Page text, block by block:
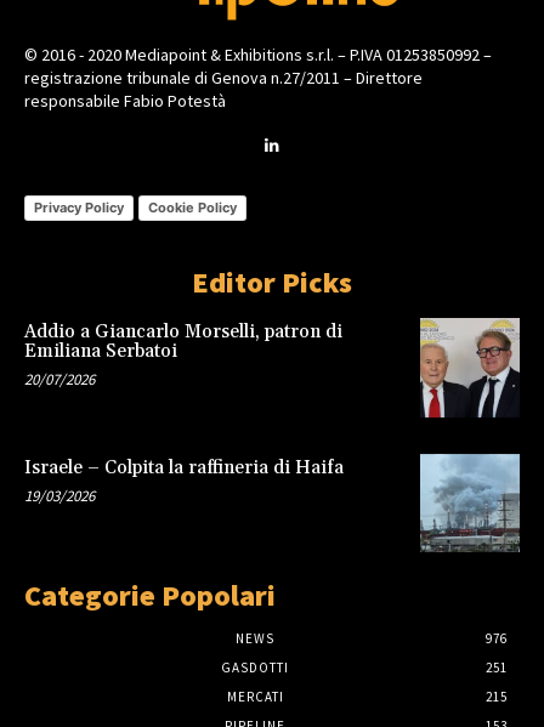
© 2016 - 2020 Mediapoint & Exhibitions s.r.l. – P.IVA 01253850992 –
registrazione tribunale di Genova n.27/2011 – Direttore
responsabile Fabio Potestà
Privacy Policy Cookie Policy
Editor Picks
Addio a Giancarlo Morselli, patron di
Emiliana Serbatoi
20/07/2026
Israele – Colpita la raffineria di Haifa
19/03/2026
Categorie Popolari
NEWS
976
GASDOTTI
251
MERCATI
215